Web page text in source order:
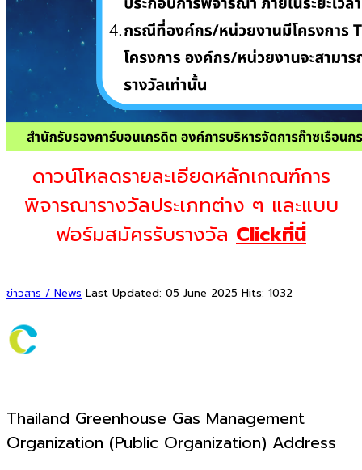
ดาวน์โหลดรายละเอียดหลักเกณฑ์การ
พิจารณารางวัลประเภทต่าง ๆ และแบบ
ฟอร์มสมัครรับรางวัล Clickที่นี่
ข่าวสาร / News Last Updated: 05 June 2025 Hits: 1032
Thailand Greenhouse Gas Management
Organization (Public Organization) Address